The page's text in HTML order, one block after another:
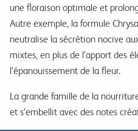
une floraison optimale et
Autre exemple, la formule
neutralise la sécrétion nocive
mixtes, en plus de l’apport des
l’épanouissement de la fleur.
La grande famille de la
et s’embellit avec des notes